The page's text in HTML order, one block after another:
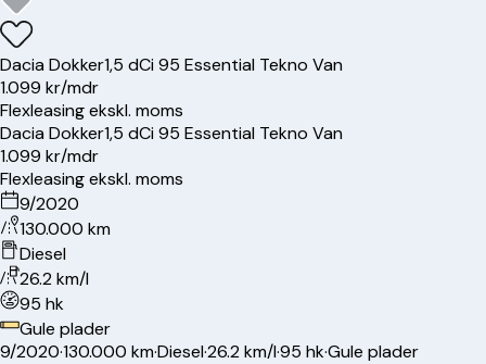
DaciaDokker1,5 dCi 95 Essential Tekno Van
1.099 kr/mdr
Flexleasing ekskl. moms
DaciaDokker1,5 dCi 95 Essential Tekno Van
1.099 kr/mdr
Flexleasing ekskl. moms
9/2020
130.000 km
Diesel
26.2 km/l
95 hk
Gule plader
9/2020·130.000 km·Diesel·26.2 km/l·95 hk·Gule plader